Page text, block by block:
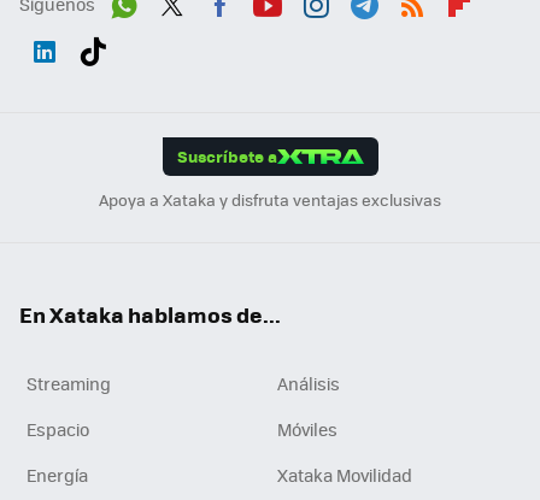
Suscríbete a
Apoya a Xataka y disfruta ventajas exclusivas
En Xataka hablamos de...
Streaming
Análisis
Espacio
Móviles
Energía
Xataka Movilidad